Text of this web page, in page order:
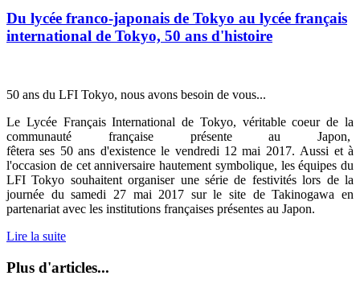
Du lycée franco-japonais de Tokyo au lycée français
international de Tokyo, 50 ans d'histoire
50 ans du LFI Tokyo, nous avons besoin de vous...
Le Lycée Français International de Tokyo, véritable coeur de la
communauté française présente au Japon,
fêtera ses 50 ans d'existence le vendredi 12 mai 2017. Aussi et à
l'occasion de cet anniversaire hautement symbolique, les équipes du
LFI Tokyo souhaitent organiser une série de festivités lors de la
journée du samedi 27 mai 2017 sur le site de Takinogawa en
partenariat avec les institutions françaises présentes au Japon.
Lire la suite
Plus d'articles...